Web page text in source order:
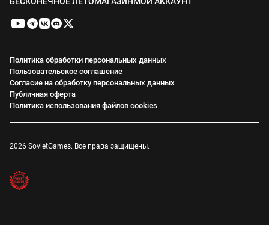
Политика обработки персональных данных
Пользовательское соглашение
Согласие на обработку персональных данных
Публичная оферта
Политика использования файлов cookies
2026 SovietGames. Все права защищены.